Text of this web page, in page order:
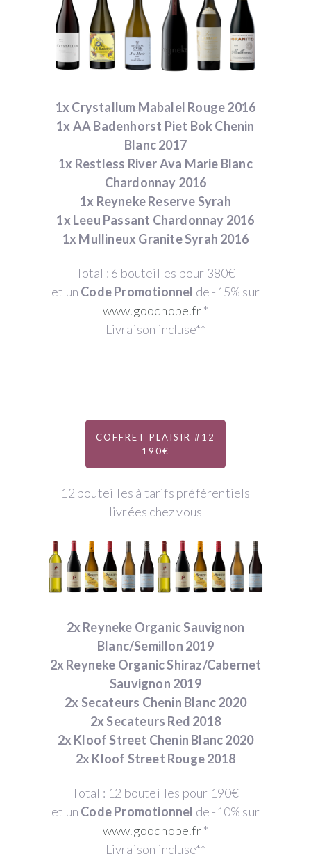
1x Crystallum Mabalel Rouge 2016
1x AA Badenhorst Piet Bok Chenin
Blanc 2017
1x Restless River Ava Marie Blanc
Chardonnay 2016
1x Reyneke Reserve Syrah
1x Leeu Passant Chardonnay 2016
1x Mullineux Granite Syrah 2016
Total : 6 bouteilles pour 380€
et un Code Promotionnel de -15% sur
www.goodhope.fr*
Livraison incluse**
COFFRET PLAISIR #12
190€
12 bouteilles à tarifs préférentiels
livrées chez vous
2x Reyneke Organic Sauvignon
Blanc/Semillon 2019
2x Reyneke Organic Shiraz/Cabernet
Sauvignon 2019
2x Secateurs Chenin Blanc 2020
2x Secateurs Red 2018
2x Kloof Street Chenin Blanc 2020
2x Kloof Street Rouge 2018
Total : 12 bouteilles pour 190€
et un Code Promotionnel de -10% sur
www.goodhope.fr*
Livraison incluse**